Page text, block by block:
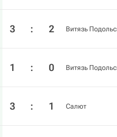
3 : 2 Витязь
1 : 0 Витязь
3 : 1 Салют